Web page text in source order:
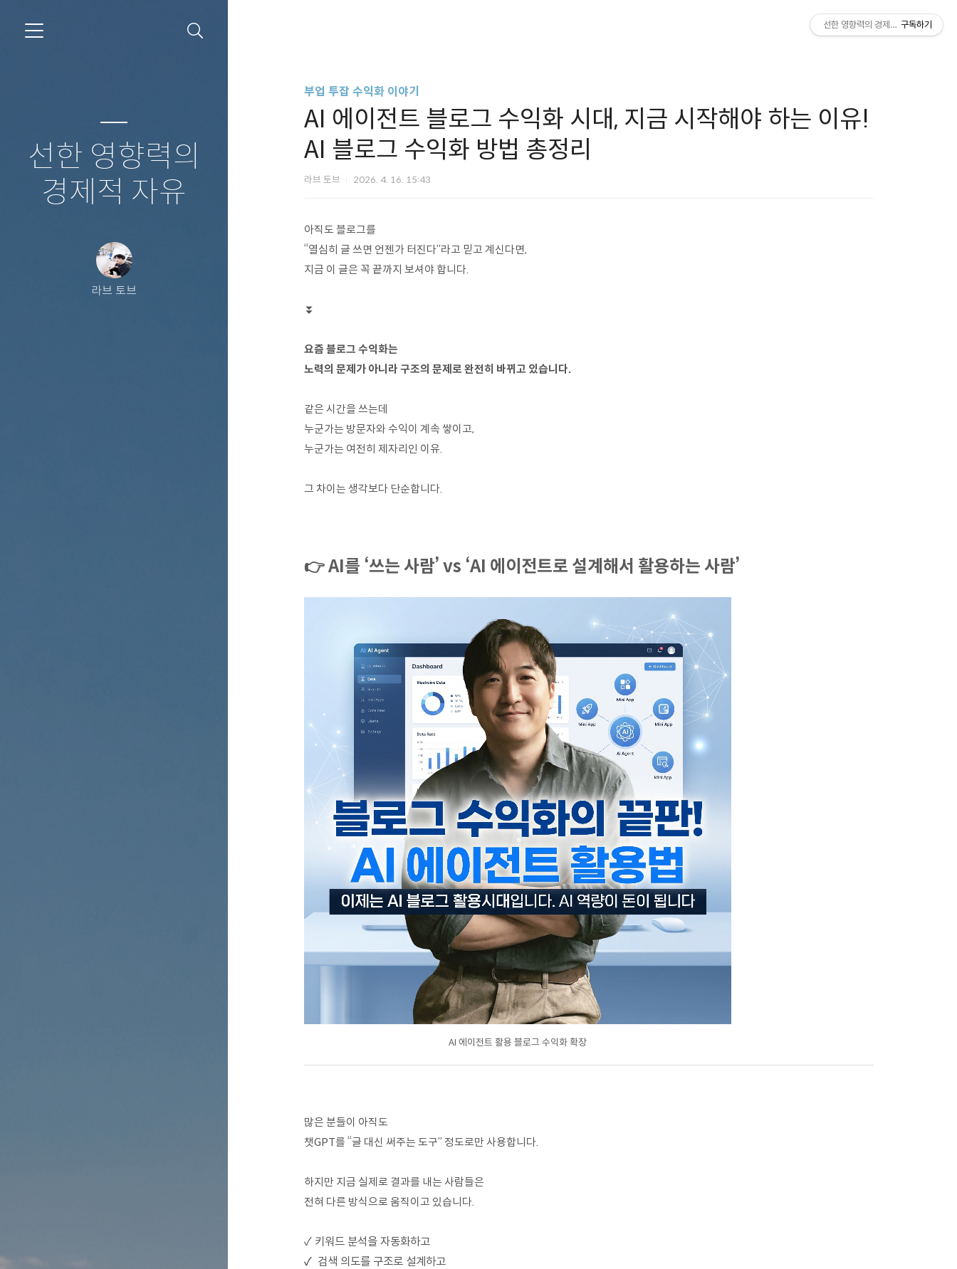
선한 영향력의
경제적 자유
라브 토브
부업 투잡 수익화 이야기
AI 에이전트 블로그 수익화 시대, 지금 시작해야 하는 이유!
AI 블로그 수익화 방법 총정리
라브 토브 2026. 4. 16. 15:43
아직도 블로그를
“열심히 글 쓰면 언젠가 터진다”라고 믿고 계신다면,
지금 이 글은 꼭 끝까지 보셔야 합니다.
⏬
요즘 블로그 수익화는
노력의 문제가 아니라 구조의 문제로 완전히 바뀌고 있습니다.
같은 시간을 쓰는데
누군가는 방문자와 수익이 계속 쌓이고,
누군가는 여전히 제자리인 이유.
그 차이는 생각보다 단순합니다.
👉 AI를 ‘쓰는 사람’ vs ‘AI 에이전트로 설계해서 활용하는 사람’
AI 에이전트 활용 블로그 수익화 확장
많은 분들이 아직도
챗GPT를 “글 대신 써주는 도구” 정도로만 사용합니다.
하지만 지금 실제로 결과를 내는 사람들은
전혀 다른 방식으로 움직이고 있습니다.
✓ 키워드 분석을 자동화하고
✓ 검색 의도를 구조로 설계하고
선한 영향력의 경제적 자유구독하기